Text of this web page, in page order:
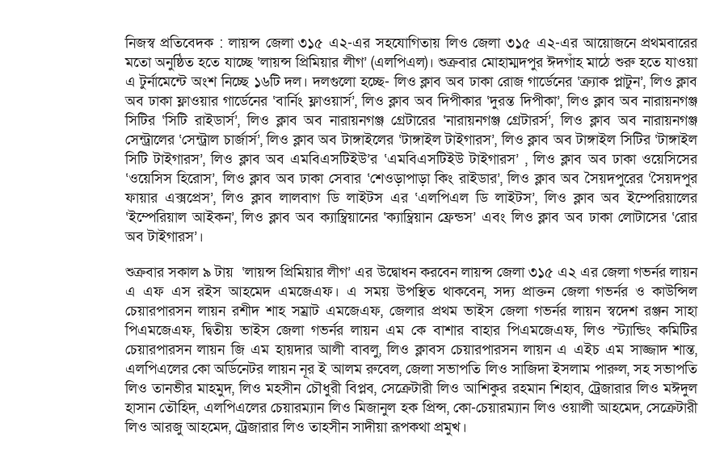
নিজস্ব প্রতিবেদক : লায়ন্স জেলা ৩১৫ এ২-এর সহযোগিতায় লিও জেলা ৩১৫ এ২-এর আয়োজনে প্রথমবারের
মতো অনুষ্ঠিত হতে যাচ্ছে ‘লায়ন্স প্রিমিয়ার লীগ’ (এলপিএল)। শুক্রবার মোহাম্মদপুর ঈদগাঁহ মাঠে শুরু হতে যাওয়া
এ টুর্নামেন্টে অংশ নিচ্ছে ১৬টি দল। দলগুলো হচ্ছে- লিও ক্লাব অব ঢাকা রোজ গার্ডেনের ‘ক্র্যাক প্লাটুন’, লিও ক্লাব
অব ঢাকা ফ্লাওয়ার গার্ডেনের ‘বার্নিং ফ্লাওয়ার্স’, লিও ক্লাব অব দিপীকার ‘দুরন্ত দিপীকা’, লিও ক্লাব অব নারায়নগঞ্জ
সিটির ‘সিটি রাইডার্স’, লিও ক্লাব অব নারায়নগঞ্জ গ্রেটারের ‘নারায়নগঞ্জ গ্রেটারর্স’, লিও ক্লাব অব নারায়নগঞ্জ
সেন্ট্রালের ‘সেন্ট্রাল চার্জার্স’, লিও ক্লাব অব টাঙ্গাইলের ‘টাঙ্গাইল টাইগারস’, লিও ক্লাব অব টাঙ্গাইল সিটির ‘টাঙ্গাইল
সিটি টাইগারস’, লিও ক্লাব অব এমবিএসটিইউ’র ‘এমবিএসটিইউ টাইগারস’ , লিও ক্লাব অব ঢাকা ওয়েসিসের
‘ওয়েসিস হিরোস’, লিও ক্লাব অব ঢাকা সেবার ‘শেওড়াপাড়া কিং রাইডার’, লিও ক্লাব অব সৈয়দপুরের ‘সৈয়দপুর
ফায়ার এক্সপ্রেস’, লিও ক্লাব লালবাগ ডি লাইটস এর ‘এলপিএল ডি লাইটস’, লিও ক্লাব অব ইম্পেরিয়ালের
‘ইম্পেরিয়াল আইকন’, লিও ক্লাব অব ক্যাম্ব্রিয়ানের ‘ক্যাম্ব্রিয়ান ফ্রেন্ডস’ এবং লিও ক্লাব অব ঢাকা লোটাসের ‘রোর
অব টাইগারস’।
শুক্রবার সকাল ৯ টায় ‘লায়ন্স প্রিমিয়ার লীগ’ এর উদ্বোধন করবেন লায়ন্স জেলা ৩১৫ এ২ এর জেলা গভর্নর লায়ন
এ এফ এস রইস আহমেদ এমজেএফ। এ সময় উপস্থিত থাকবেন, সদ্য প্রাক্তন জেলা গভর্নর ও কাউন্সিল
চেয়ারপারসন লায়ন রশীদ শাহ সম্রাট এমজেএফ, জেলার প্রথম ভাইস জেলা গভর্নর লায়ন স্বদেশ রঞ্জন সাহা
পিএমজেএফ, দ্বিতীয় ভাইস জেলা গভর্নর লায়ন এম কে বাশার বাহার পিএমজেএফ, লিও স্ট্যান্ডিং কমিটির
চেয়ারপারসন লায়ন জি এম হায়দার আলী বাবলু, লিও ক্লাবস চেয়ারপারসন লায়ন এ এইচ এম সাজ্জাদ শান্ত,
এলপিএলের কো অর্ডিনেটর লায়ন নূর ই আলম রুবেল, জেলা সভাপতি লিও সাজিদা ইসলাম পারুল, সহ সভাপতি
লিও তানভীর মাহমুদ, লিও মহসীন চৌধুরী বিপ্লব, সেক্রেটারী লিও আশিকুর রহমান শিহাব, ট্রেজারার লিও মঈদুল
হাসান তৌহিদ, এলপিএলের চেয়ারম্যান লিও মিজানুল হক প্রিন্স, কো-চেয়ারম্যান লিও ওয়ালী আহমেদ, সেক্রেটারী
লিও আরজু আহমেদ, ট্রেজারার লিও তাহসীন সাদীয়া রূপকথা প্রমুখ।